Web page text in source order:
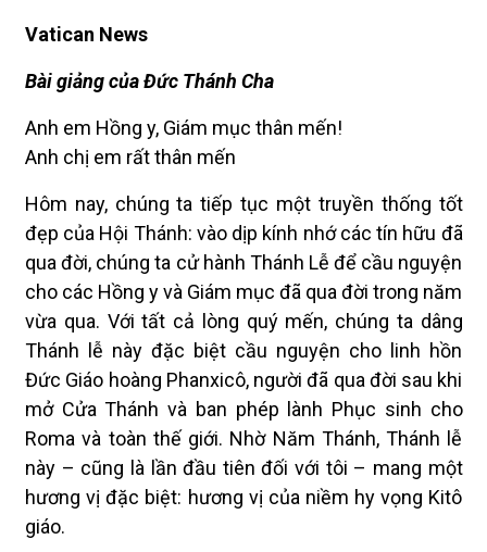
Vatican News
Bài giảng của Đức Thánh Cha
!Anh em Hồng y, Giám mục thân mến
Anh chị em rất thân mến
Hôm nay, chúng ta tiếp tục một truyền thống tốt
đẹp của Hội Thánh: vào dịp kính nhớ các tín hữu đã
qua đời, chúng ta cử hành Thánh Lễ để cầu nguyện
cho các Hồng y và Giám mục đã qua đời trong năm
vừa qua. Với tất cả lòng quý mến, chúng ta dâng
Thánh lễ này đặc biệt cầu nguyện cho linh hồn
Đức Giáo hoàng Phanxicô, người đã qua đời sau khi
mở Cửa Thánh và ban phép lành Phục sinh cho
Roma và toàn thế giới. Nhờ Năm Thánh, Thánh lễ
này – cũng là lần đầu tiên đối với tôi – mang một
hương vị đặc biệt: hương vị của niềm hy vọng Kitô
giáo.